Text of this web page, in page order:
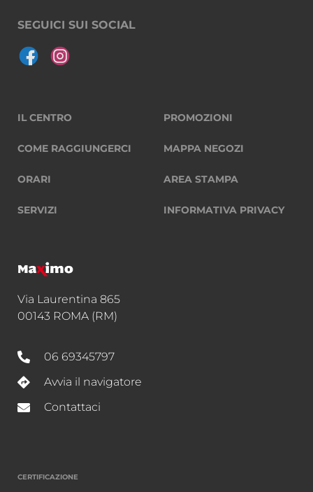
SEGUICI SUI SOCIAL
IL CENTRO
COME RAGGIUNGERCI
ORARI
SERVIZI
PROMOZIONI
MAPPA NEGOZI
AREA STAMPA
INFORMATIVA PRIVACY
Via Laurentina 865
00143 ROMA (RM)
06 69345797
Avvia il navigatore
Contattaci
CERTIFICAZIONE